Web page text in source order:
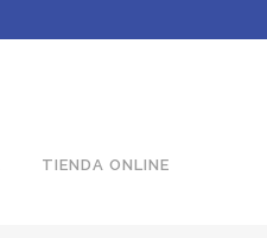
TIENDA ONLINE